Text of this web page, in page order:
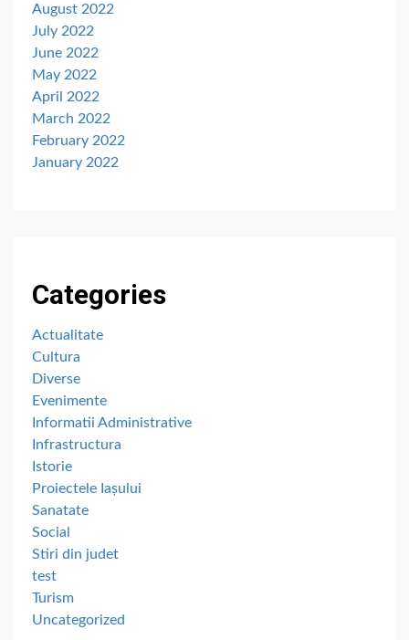
August 2022
July 2022
June 2022
May 2022
April 2022
March 2022
February 2022
January 2022
Categories
Actualitate
Cultura
Diverse
Evenimente
Informatii Administrative
Infrastructura
Istorie
Proiectele Iașului
Sanatate
Social
Stiri din judet
test
Turism
Uncategorized